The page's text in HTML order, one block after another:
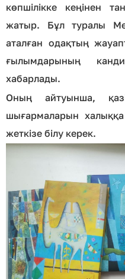
көпшілікке кеңінен
жатыр. Бұл туралы
аталған одақтың
ғылымдарының
хабарлады.
Оның айтуынша,
шығармаларын
жеткізе білу керек.